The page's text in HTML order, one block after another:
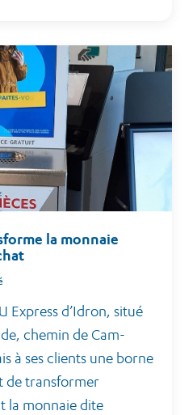
la monnaie
Express d’Idron, situé
chemin de Cam-
à ses clients une borne
de transformer
la monnaie dite